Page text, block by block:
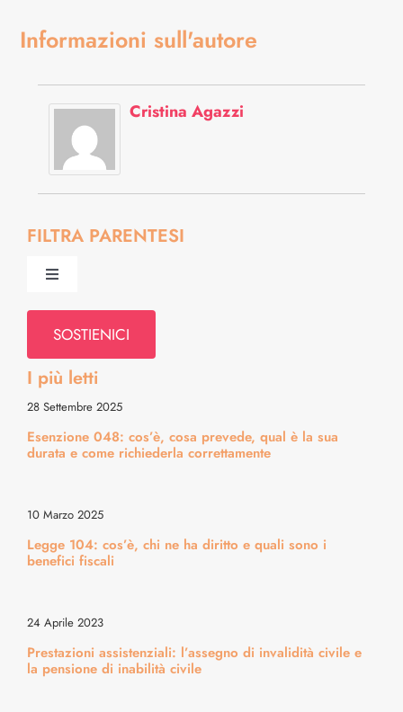
Informazioni sull'autore
Cristina Agazzi
FILTRA PARENTESI
Toggle
Diritti & Info Pratiche
Alimentazione & Ricette
Cura del Corpo & Benessere
Energia & Movimento
Medicina & Dintorni
SOSTIENICI
I più letti
28 Settembre 2025
Esenzione 048: cos’è, cosa prevede, qual è la sua
durata e come richiederla correttamente
10 Marzo 2025
Legge 104: cos’è, chi ne ha diritto e quali sono i
benefici fiscali
24 Aprile 2023
Prestazioni assistenziali: l’assegno di invalidità civile e
la pensione di inabilità civile